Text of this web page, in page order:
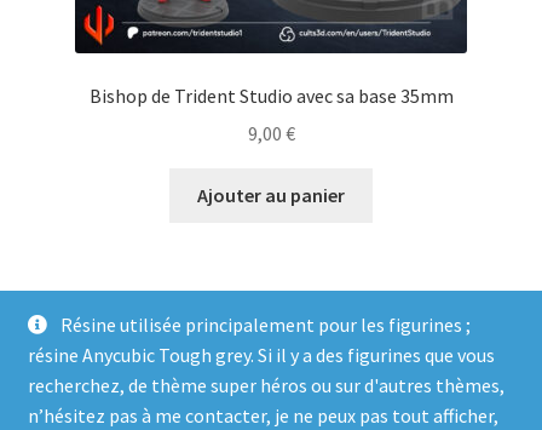
Résine utilisée principalement pour les figurines ;
résine Anycubic Tough grey. Si il y a des figurines que vous
recherchez, de thème super héros ou sur d'autres thèmes,
n’hésitez pas à me contacter, je ne peux pas tout afficher,
Bishop de Trident Studio avec sa base 35mm
9,00 €
Ajouter au panier